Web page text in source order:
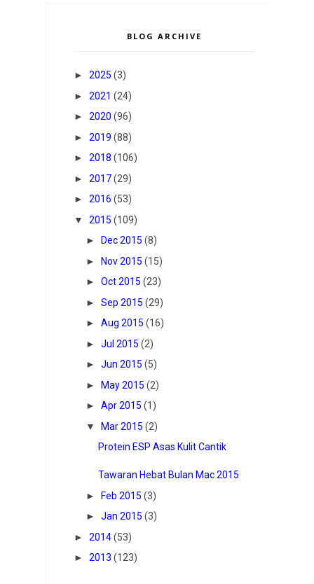
BLOG ARCHIVE
► 2025 (3)
► 2021 (24)
► 2020 (96)
► 2019 (88)
► 2018 (106)
► 2017(29)
► 2016 (53)
▼
2015 (109)
►
Dec 2015 (8)
►
Nov 2015 (15)
► Oct 2015 (23)
► Sep 2015 (29)
► Aug 2015 (16)
► Jul 2015 (2)
► Jun 2015 (5)
►
May 2015 (2)
► Apr 2015 (1)
▼
Mar 2015 (2)
Protein ESP Asas Kulit Cantik
Tawaran Hebat Bulan Mac 2015
►
Feb 2015 (3)
► Jan 2015 (3)
► 2014(53)
► 2013 (123)